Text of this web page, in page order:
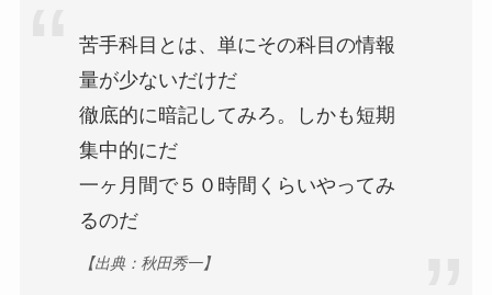
苦手科目とは、単にその科目の情報
量が少ないだけだ
徹底的に暗記してみろ。しかも短期
集中的にだ
一ヶ月間で５０時間くらいやってみ
るのだ
【出典：秋田秀一】